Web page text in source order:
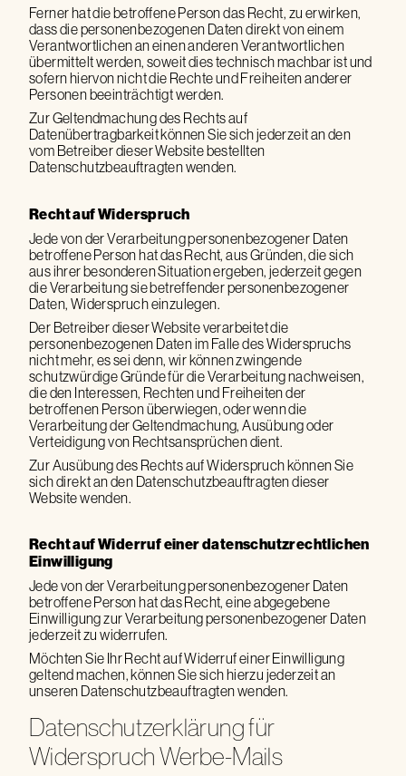
Ferner hat die betroffene Person das Recht, zu erwirken,
dass die personenbezogenen Daten direkt von einem
Verantwortlichen an einen anderen Verantwortlichen
übermittelt werden, soweit dies technisch machbar ist und
sofern hiervon nicht die Rechte und Freiheiten anderer
Personen beeinträchtigt werden.
Zur Geltendmachung des Rechts auf
Datenübertragbarkeit können Sie sich jederzeit an den
vom Betreiber dieser Website bestellten
Datenschutzbeauftragten wenden.
Recht auf Widerspruch
Jede von der Verarbeitung personenbezogener Daten
betroffene Person hat das Recht, aus Gründen, die sich
aus ihrer besonderen Situation ergeben, jederzeit gegen
die Verarbeitung sie betreffender personenbezogener
Daten, Widerspruch einzulegen.
Der Betreiber dieser Website verarbeitet die
personenbezogenen Daten im Falle des Widerspruchs
nicht mehr, es sei denn, wir können zwingende
schutzwürdige Gründe für die Verarbeitung nachweisen,
die den Interessen, Rechten und Freiheiten der
betroffenen Person überwiegen, oder wenn die
Verarbeitung der Geltendmachung, Ausübung oder
Verteidigung von Rechtsansprüchen dient.
Zur Ausübung des Rechts auf Widerspruch können Sie
sich direkt an den Datenschutzbeauftragten dieser
Website wenden.
Recht auf Widerruf einer datenschutzrechtlichen
Einwilligung
Jede von der Verarbeitung personenbezogener Daten
betroffene Person hat das Recht, eine abgegebene
Einwilligung zur Verarbeitung personenbezogener Daten
jederzeit zu widerrufen.
Möchten Sie Ihr Recht auf Widerruf einer Einwilligung
geltend machen, können Sie sich hierzu jederzeit an
unseren Datenschutzbeauftragten wenden.
Datenschutzerklärung für
Widerspruch Werbe-Mails